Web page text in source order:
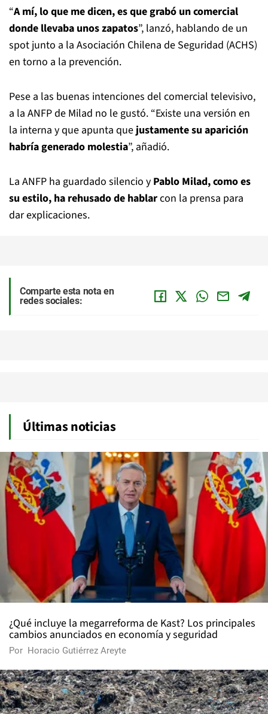
“A mí, lo que me dicen, es que grabó un comercial
donde llevaba unos zapatos”, lanzó, hablando de un
spot junto a la Asociación Chilena de Seguridad (ACHS)
en torno a la prevención.
Pese a las buenas intenciones del comercial televisivo,
a la ANFP de Milad no le gustó. “Existe una versión en
la interna y que apunta que justamente su aparición
habría generado molestia”, añadió.
La ANFP ha guardado silencio y Pablo Milad, como es
su estilo, ha rehusado de hablarcon la prensa para
dar explicaciones.
Comparte esta nota en
redes sociales:
Últimas noticias
¿Qué incluye la megarreforma de Kast? Los principales
cambios anunciados en economía y seguridad
Por Horacio Gutiérrez Areyte